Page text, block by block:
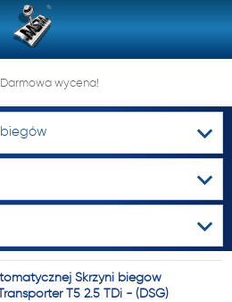
Darmowa wycena!
Skrzyni biegów
T5 2.5 TDi - (DSG)